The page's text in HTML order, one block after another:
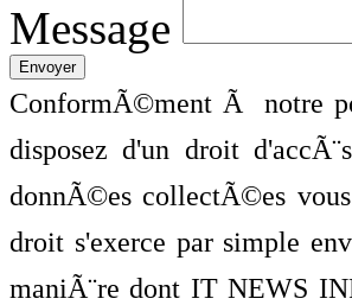
Message
ConformÃ©ment Ã notre
disposez d'un droit
donnÃ©es collectÃ©es
droit s'exerce par simple
maniÃ¨re dont IT NEWS